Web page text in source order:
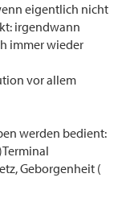
eigentlich nicht
irgendwann
immer wieder
vor allem
werden bedient:
Geborgenheit (